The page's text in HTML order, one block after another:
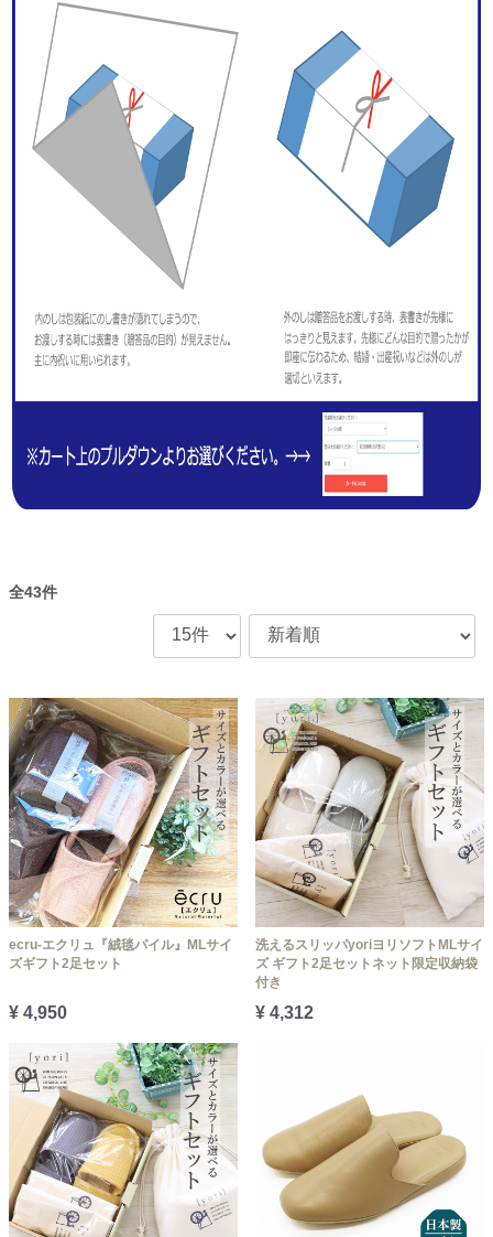
全43件
ecru-エクリュ『絨毯パイル』MLサイ
ズギフト2足セット
¥ 4,950
洗えるスリッパyoriヨリソフトMLサイ
ズ ギフト2足セットネット限定収納袋
付き
¥ 4,312